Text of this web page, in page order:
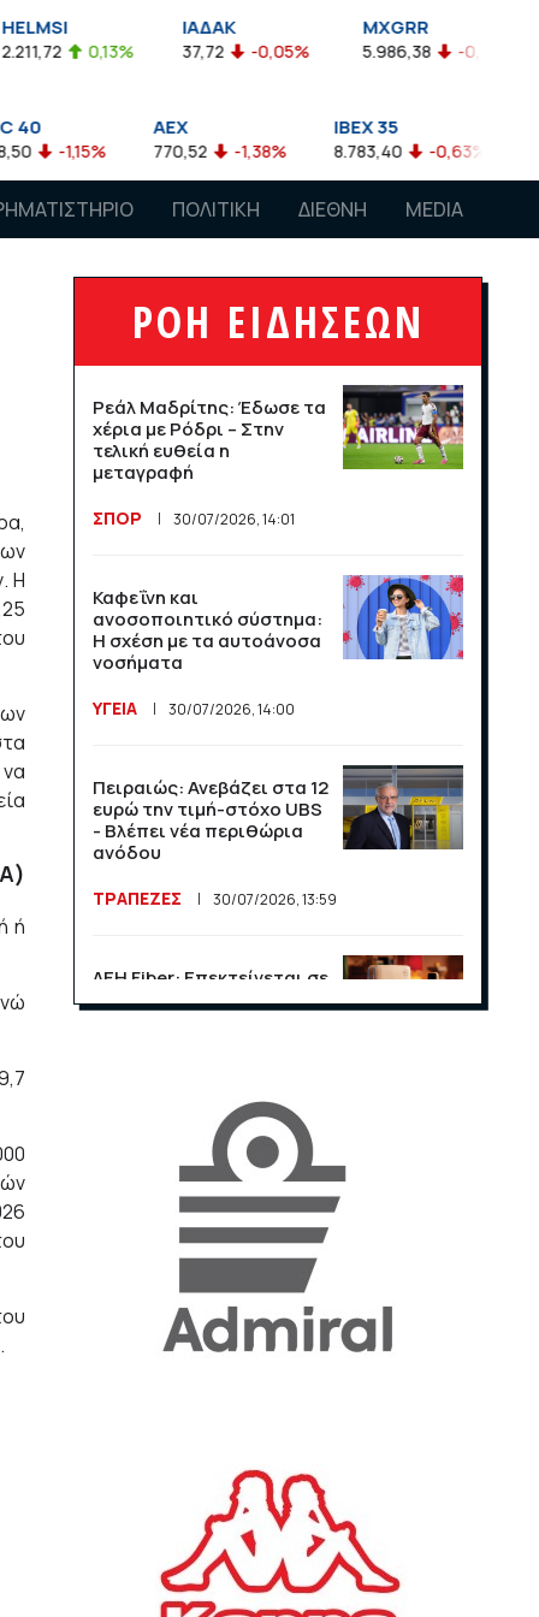
0,13% 37,72 -0,05% 5.986,38 -0,23% 2.924,61
770,52 -1,38% 8.783,40 -0,63% 4.007,68
ΠΟΛΙΤΙΚΗ ΔΙΕΘΝΗ MEDIA
Η
ή
ΡΟΗ ΕΙΔΗΣΕΩΝ
Ρεάλ Μαδρίτης: Έδωσε τα
χέρια με Ρόδρι – Στην
τελική ευθεία η
μεταγραφή
ΣΠΟΡ 30/07/2026, 14:01
Καφεΐνη και
ανοσοποιητικό σύστημα:
Η σχέση με τα αυτοάνοσα
νοσήματα
ΥΓΕΙΑ 30/07/2026, 14:00
Πειραιώς: Ανεβάζει στα 12
ευρώ την τιμή-στόχο UBS
- Βλέπει νέα περιθώρια
ανόδου
ΤΡΑΠΕΖΕΣ 30/07/2026, 13:59
ΔΕΗ Fiber: Επεκτείνεται σε
15 νέες περιοχές σε Αττική
«Η ακρίβεια «γονατίζει»
την κοινωνία - Νέα μεγάλη
έρευνα της Pulse για το
ΟΙΚΟΝΟΜΙΑ 23/07/2026, 12:50
Aktor: Δεν θα γίνουν
δεκτές προσφορές κάτω
Κ. Πιερρακάκης: Νέα
εποχή για το Ολυμπιακό
Κωπηλατοδρόμιο - Η
δημόσια περιουσία είναι